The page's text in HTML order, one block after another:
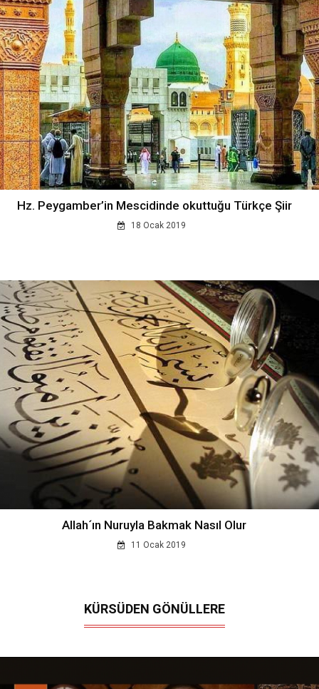
Hz. Peygamber’in Mescidinde okuttuğu Türkçe Şiir
18 Ocak 2019
Allah´ın Nuruyla Bakmak Nasıl Olur
11 Ocak 2019
KÜRSÜDEN GÖNÜLLERE